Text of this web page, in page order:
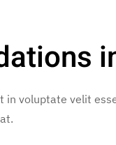
in voluptate velit